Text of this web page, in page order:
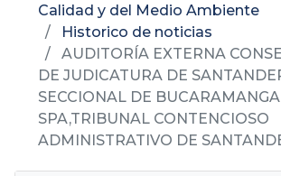
Calidad y del Medio Ambiente
Historico de noticias
AUDITORÍA EXTERNA
DE JUDICATURA DE
SECCIONAL DE
SPA,TRIBUNAL CONTENCIOSO
ADMINISTRATIVO DE